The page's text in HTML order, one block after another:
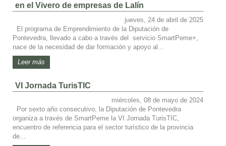
en el Vivero de empresas de Lalín
jueves, 24 de abril de 2025
El programa de Emprendimiento de la Diputación de
Pontevedra, llevado a cabo a través del servicio SmartPeme+,
nace de la necesidad de dar formación y apoyo al...
Leer más
VI Jornada TurisTIC
miércoles, 08 de mayo de 2024
Por sexto año consecutivo, la Diputación de Pontevedra
organiza a través de SmartPeme la VI Jornada TurisTIC,
encuentro de referencia para el sector turístico de la provincia
de...